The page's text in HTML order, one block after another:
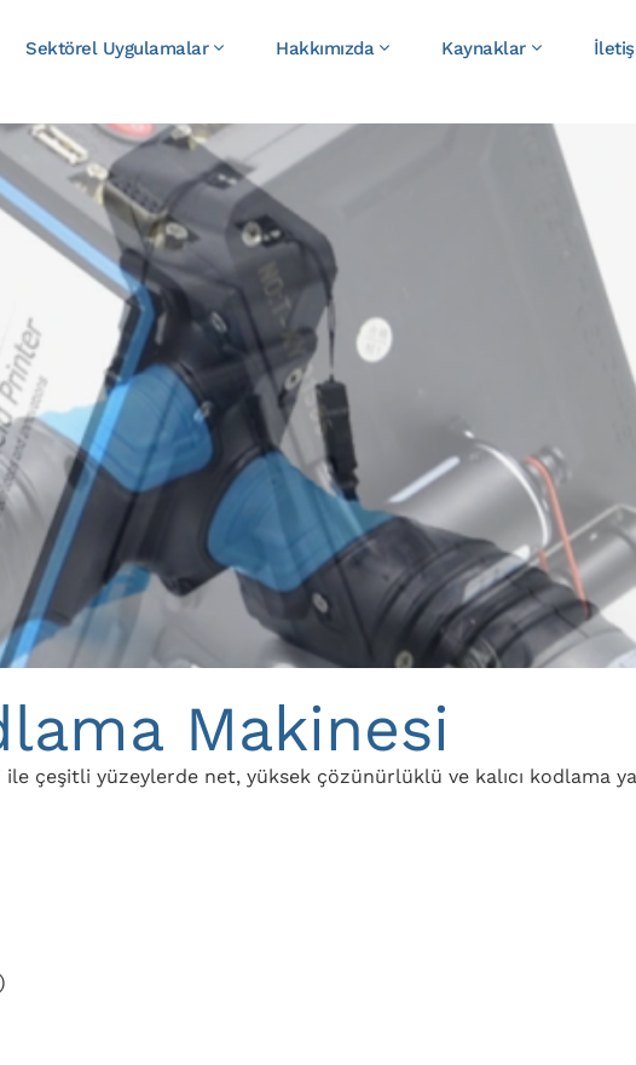
Sektörel Uygulamalar Hakkımızda Kaynaklar
Makinesi
ile çeşitli yüzeylerde net, yüksek çözünürlüklü ve kalıcı kodlama